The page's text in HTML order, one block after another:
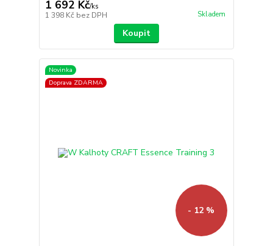
1 692 Kč/ks
1 398 Kč bez DPH Skladem
Koupit
Novinka
Doprava ZDARMA
- 12 %